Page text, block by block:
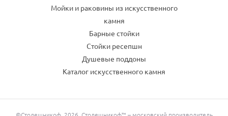
Мойки и раковины из искусственного
камня
Барные стойки
Стойки ресепшн
Душевые поддоны
Каталог искусственного камня